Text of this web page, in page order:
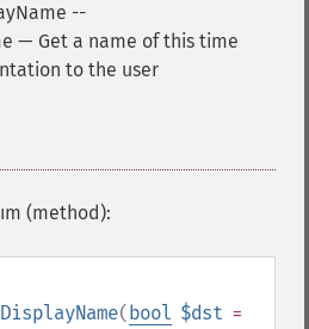
--
— Get a name of this time
to the user
(method):
(bool $dst =